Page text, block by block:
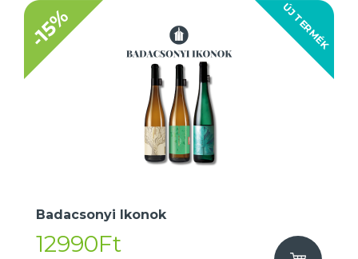
ÚJ TERMÉK
-15%
Badacsonyi Ikonok
12990Ft